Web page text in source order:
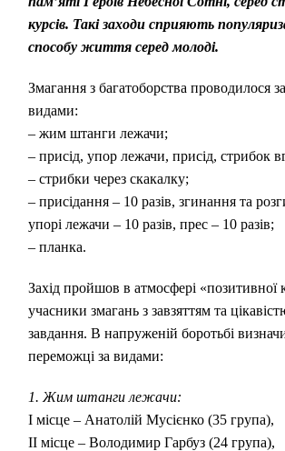
курсів. Такі заходи сприяють
способу життя серед молоді.
Змагання з багатоборства проводилося
видами:
– жим штанги лежачи;
– присід, упор лежачи, присід, стрибок
– стрибки через скакалку;
– присідання – 10 разів, згинання та
упорі лежачи – 10 разів, прес – 10 разів;
– планка.
Захід пройшов в атмосфері «позитивної
учасники змагань з завзяттям та
завдання. В напруженій боротьбі
переможці за видами:
1. Жим штанги лежачи:
І місце – Анатолій Мусієнко (35 група),
ІІ місце – Володимир Гарбуз (24 група),